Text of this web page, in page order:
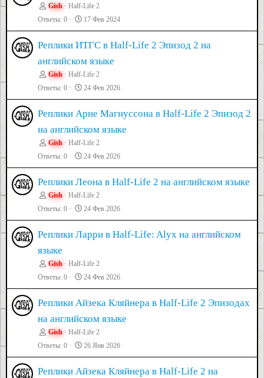
Gish
Half-Life 2
Ответы 0 17 Фев 2024
Реплики ИТГС в Half-Life 2 Эпизод 2 на
английском языке
Gish
Half-Life 2
Ответы 0 24 Фев 2026
Реплики Арне Магнуссона в Half-Life 2 Эпизод 2
на английском языке
Gish
Half-Life 2
Ответы 0 24 Фев 2026
Реплики Леона в Half-Life 2 на английском языке
Gish
Half-Life 2
Ответы 0 24 Фев 2026
Реплики Ларри в Half-Life: Alyx на английском
языке
Gish
Half-Life 2
Ответы 0 24 Фев 2026
Реплики Айзека Кляйнера в Half-Life 2 Эпизодах
на английском языке
Gish
Half-Life 2
Ответы 0 26 Янв 2026
Реплики Айзека Кляйнера в Half-Life 2 на